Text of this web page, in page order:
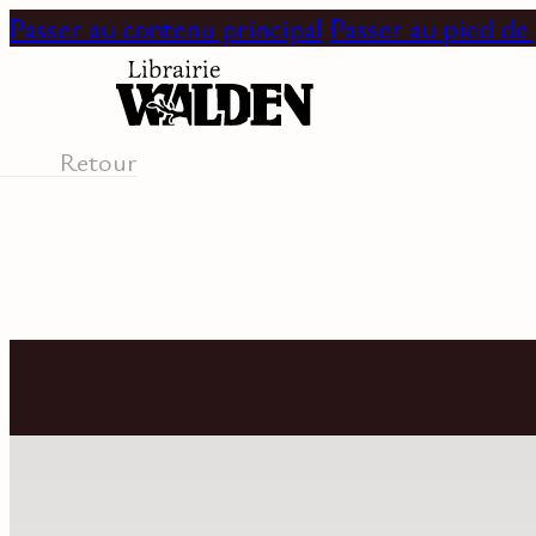
Passer au contenu principal Passer au pied de
Retour